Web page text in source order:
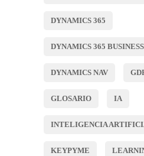
DYNAMICS 365
DYNAMICS 365
DYNAMICS NAV
GLOSARIO IA
INTELIGENCIA
KEYPYME